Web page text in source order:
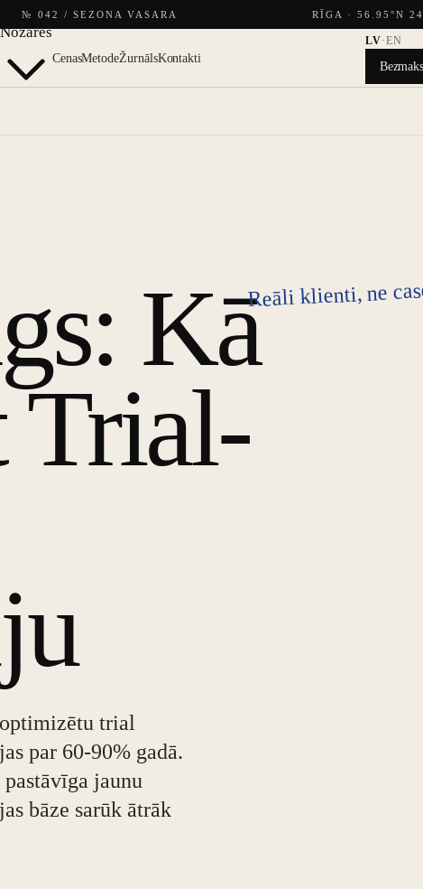
№ 042 / SEZONA VASARA RĪGA · 56.95°N
Nozares
CenasMetodeŽurnālsKontakti
LV·EN
Kā
Trial-
trial
par 60-90% gadā.
jaunu
bāze sarūk ātrāk
Reāli klienti, ne